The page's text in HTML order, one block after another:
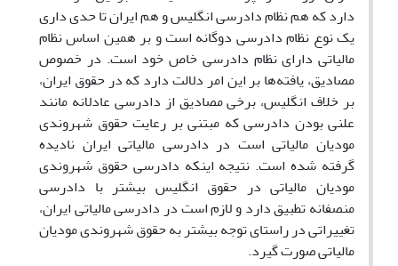
دارد که هم نظام دادرسی انگلیس و هم ایران تا حدی داری
یک نوع نظام دادرسی دوگانه است و بر همین اساس نظام
مالیاتی دارای نظام دادرسی خاص خود است. در خصوص
مصادیق، یافته‌ها بر این امر دلالت دارد که در حقوق ایران،
بر خلاف انگلیس، برخی مصادیق از دادرسی عادلانه مانند
علنی بودن دادرسی که مبتنی بر رعایت حقوق شهروندی
مودیان مالیاتی است در دادرسی مالیاتی ایران نادیده
گرفته شده است. نتیجه اینکه دادرسی حقوق شهروندی
مودیان مالیاتی در حقوق انگلیس بیشتر با دادرسی
منصفانه تطبیق دارد و لازم است در دادرسی مالیاتی ایران،
تغییراتی در راستای توجه بیشتر به حقوق شهروندی مودیان
مالیاتی صورت گیرد.